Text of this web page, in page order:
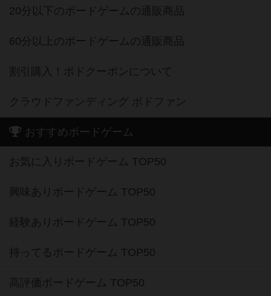
20分以下のボードゲームの通販商品
60分以上のボードゲームの通販商品
割引購入！ボドクーポンについて
クラウドファンディング ボドファン
おすすめボードゲーム
お気に入りボードゲーム TOP50
興味ありボードゲーム TOP50
経験ありボードゲーム TOP50
持ってるボードゲーム TOP50
高評価ボードゲーム TOP50